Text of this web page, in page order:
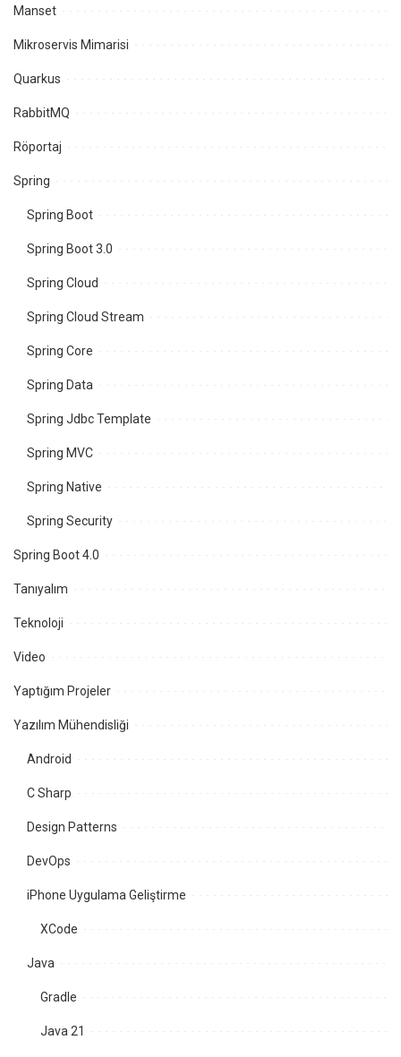
Manset
Mikroservis Mimarisi
Quarkus
RabbitMQ
Röportaj
Spring
Spring Boot
Spring Boot 3.0
Spring Cloud
Spring Cloud Stream
Spring Core
Spring Data
Spring Jdbc Template
Spring MVC
Spring Native
Spring Security
Spring Boot 4.0
Tanıyalım
Teknoloji
Video
Yaptığım Projeler
Yazılım Mühendisliği
Android
C Sharp
Design Patterns
DevOps
iPhone Uygulama Geliştirme
XCode
Java
Gradle
Java 21